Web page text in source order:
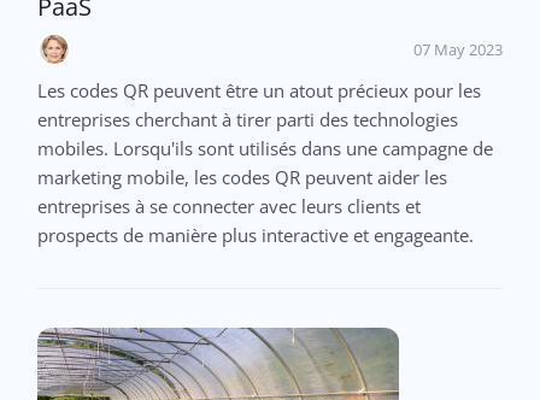
07 May 2023
Les codes QR peuvent être un atout précieux pour les
entreprises cherchant à tirer parti des technologies
mobiles. Lorsqu'ils sont utilisés dans une campagne de
marketing mobile, les codes QR peuvent aider les
entreprises à se connecter avec leurs clients et
prospects de manière plus interactive et engageante.